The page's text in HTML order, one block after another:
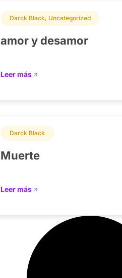
Darck Black, Uncategorized
amor y desamor
Leer más
Darck Black
Muerte
Leer más